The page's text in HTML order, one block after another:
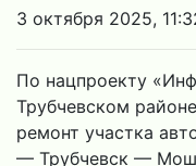
3 октября 2025,
По нацпроекту
Трубчевском
ремонт участка
— Трубчевск —